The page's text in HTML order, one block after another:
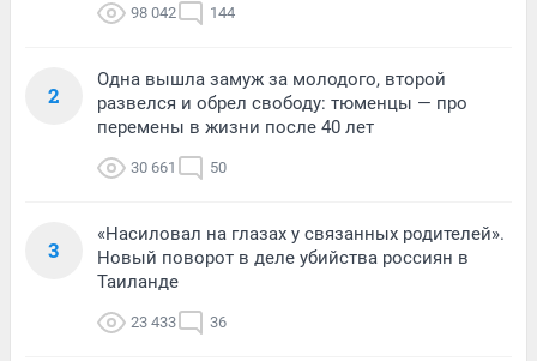
98 042 144
2
Одна вышла замуж за молодого, второй
развелся и обрел свободу: тюменцы — про
перемены в жизни после 40 лет
30 661 50
3
«Насиловал на глазах у связанных родителей».
Новый поворот в деле убийства россиян в
Таиланде
23 433 36